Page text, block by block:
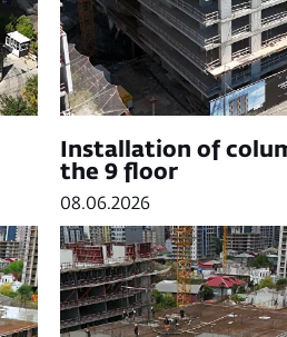
Installation of
the 9 floor
08.06.2026